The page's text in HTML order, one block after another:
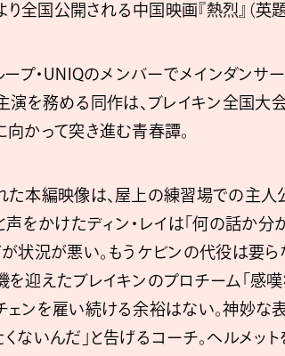
り全国公開される中国映画『熱烈』（
プ・UNIQのメンバーでメインダンサ
主演を務める同作は、ブレイキン全国大
かって突き進む青春譚。
本編映像は、屋上の練習場での主人
と声をかけたディン・レイは「何の話か
状況が悪い。もうケビンの代役は要ら
迎えたブレイキンのプロチーム「感嘆
ンを雇い続ける余裕はない。神妙な
ないんだ」と告げるコーチ。ヘルメッ